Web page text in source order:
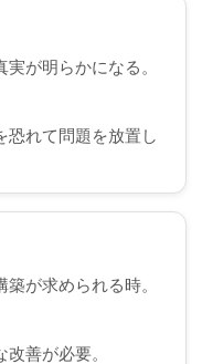
が明らかになる。
恐れて問題を放置し
が求められる時。
善が必要。